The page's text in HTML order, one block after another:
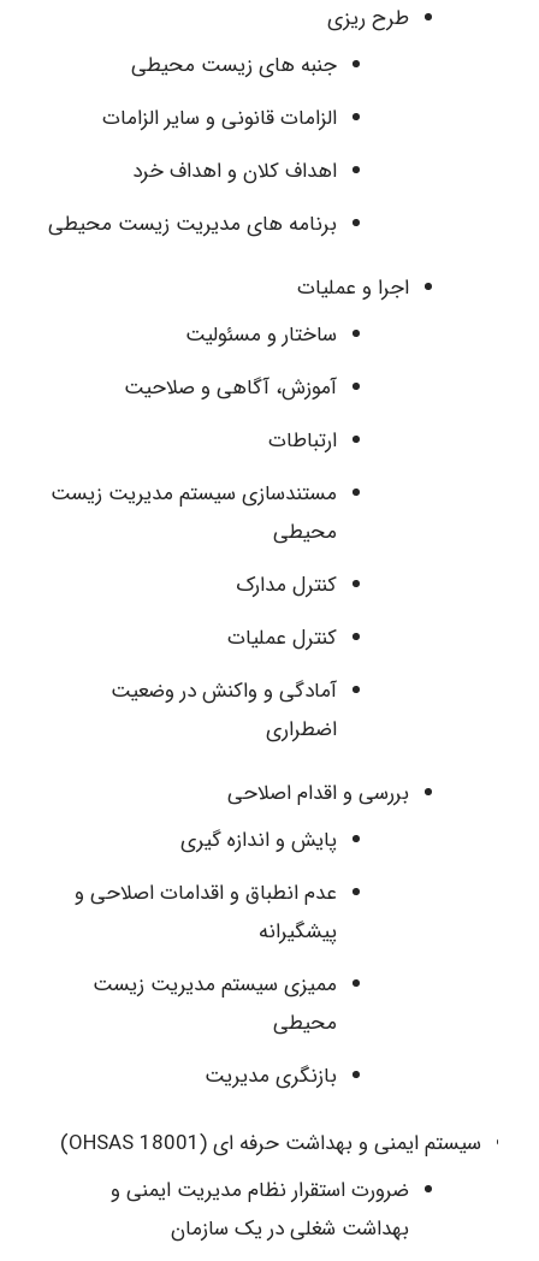
طرح ریزی
جنبه های زیست محیطی
الزامات قانونی و سایر الزامات
اهداف کلان و اهداف خرد
برنامه های مدیریت زیست محیطی
اجرا و عملیات
ساختار و مسئولیت
آموزش، آگاهی و صلاحیت
ارتباطات
مستندسازی سیستم مدیریت زیست
محیطی
کنترل مدارک
کنترل عملیات
آمادگی و واکنش در وضعیت
اضطراری
بررسی و اقدام اصلاحی
پایش و اندازه گیری
عدم انطباق و اقدامات اصلاحی و
پیشگیرانه
ممیزی سیستم مدیریت زیست
محیطی
بازنگری مدیریت
سیستم ایمنی و بهداشت حرفه ای (18001 OHSAS)
ضرورت استقرار نظام مدیریت ایمنی و
بهداشت شغلی در یک سازمان